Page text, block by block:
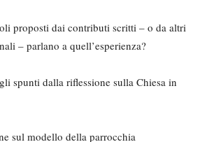
proposti dai contributi scritti – o da altri
– parlano a quell’esperienza?
spunti dalla riflessione sulla Chiesa in
sul modello della parrocchia